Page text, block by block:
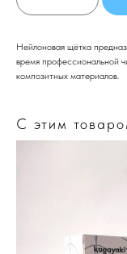
Нейлоновая щётка
время профессиональной
композитных материалов.
С этим